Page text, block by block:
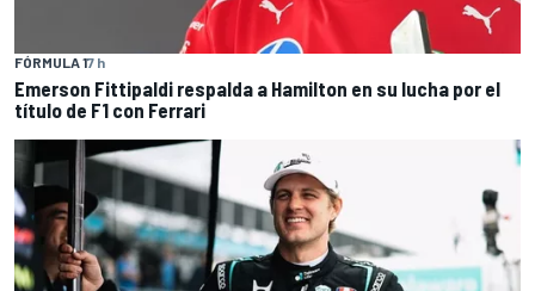
FÓRMULA 17 h
Emerson Fittipaldi respalda a Hamilton en su lucha por el
título de F1 con Ferrari